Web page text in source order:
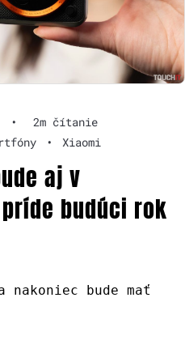
•
2m čítanie
• Xiaomi
aj v
budúci rok
nakoniec bude mať